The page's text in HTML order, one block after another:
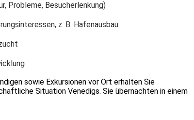
Probleme, Besucherlenkung)
z. B. Hafenausbau
sowie Exkursionen vor Ort erhalten Sie
Situation Venedigs. Sie übernachten in einem